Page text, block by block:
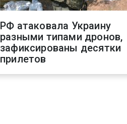
РФ атаковала Украину
разными типами дронов,
зафиксированы десятки
прилетов